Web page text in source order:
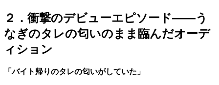
２．衝撃のデビューエピソード——う
なぎのタレの匂いのまま臨んだオーデ
ィション
「バイト帰りのタレの匂いがしていた」